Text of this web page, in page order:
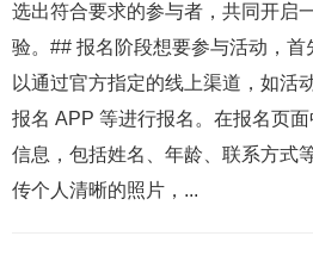
选出符合要求的参与者，共同开启
验。## 报名阶段想要参与活动，
以通过官方指定的线上渠道，如活
报名 APP 等进行报名。在报名页
信息，包括姓名、年龄、联系方式
传个人清晰的照片，...